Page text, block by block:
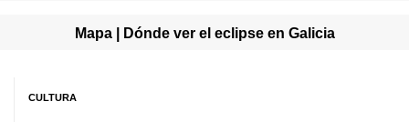
Mapa | Dónde ver el eclipse en Galicia
CULTURA